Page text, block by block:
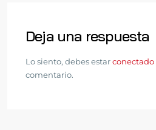
Deja una respuesta
Lo siento, debes estarconectado
comentario.